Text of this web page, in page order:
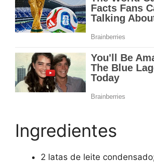
Ingredientes
2 latas de leite